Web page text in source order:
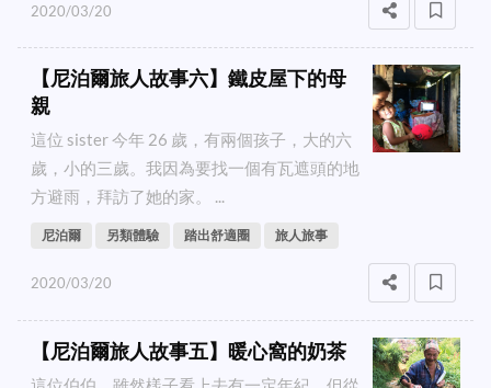
2020/03/20
【尼泊爾旅人故事六】鐵皮屋下的母
親
這位 sister 今年 26 歲，有兩個孩子，大的六
歲，小的三歲。我因為要找一個有瓦遮頭的地
方避雨，拜訪了她的家。 ...
尼泊爾 另類體驗 踏出舒適圈 旅人旅事
2020/03/20
【尼泊爾旅人故事五】暖心窩的奶茶